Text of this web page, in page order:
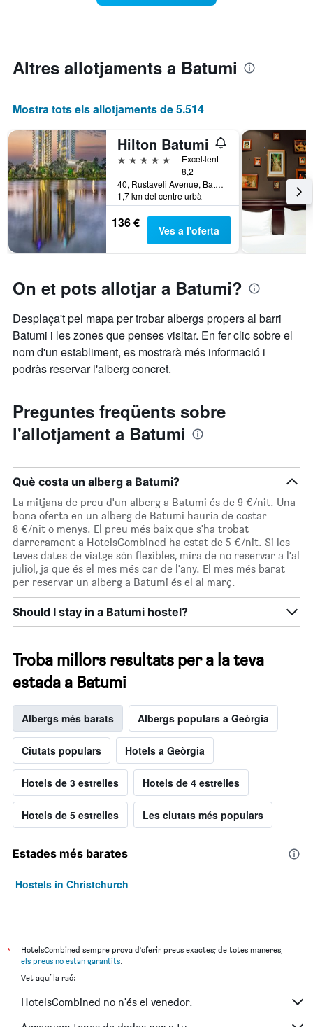
de
la
gràfic
1
eix
X
que
mostra
els
dies
de
la
gràfic
té
eix
Y
que
mostra
d'una
habitació
Altres allotjaments a Batumi
Mostra tots els allotjaments de 5.514
Hilton Batumi
5 estrelles
Excel·lent
8,2
40, Rustaveli Avenue, Batumi, Geòrgia
1,7 km del centre urbà
136 € Ves a l'oferta
On et pots allotjar a Batumi?
Desplaça't pel mapa per trobar albergs propers al barri
Batumi i les zones que penses visitar. En fer clic sobre el
nom d'un establiment, es mostrarà més informació i
podràs reservar l'alberg concret.
Preguntes freqüents sobre
l'allotjament a Batumi
Què costa un alberg a Batumi?
La mitjana de preu d'un alberg a Batumi és de 9 €/nit. Una
bona oferta en un alberg de Batumi hauria de costar
8 €/nit o menys. El preu més baix que s'ha trobat
darrerament a HotelsCombined ha estat de 5 €/nit. Si les
teves dates de viatge són flexibles, mira de no reservar a l'al
juliol, ja que és el mes més car de l'any. El mes més barat
per reservar un alberg a Batumi és el al març.
Should I stay in a Batumi hostel?
Troba millors resultats per a la teva
estada a Batumi
Albergs més barats Albergs populars a Geòrgia
Ciutats populars Hotels a Geòrgia
Hotels de 3 estrelles Hotels de 4 estrelles
Hotels de 5 estrelles Les ciutats més populars
Estades més barates
Hostels in Christchurch
*
HotelsCombined sempre prova d'oferir preus exactes; de totes maneres,
els preus no estan garantits.
Vet aquí la raó:
HotelsCombined no n'és el venedor.